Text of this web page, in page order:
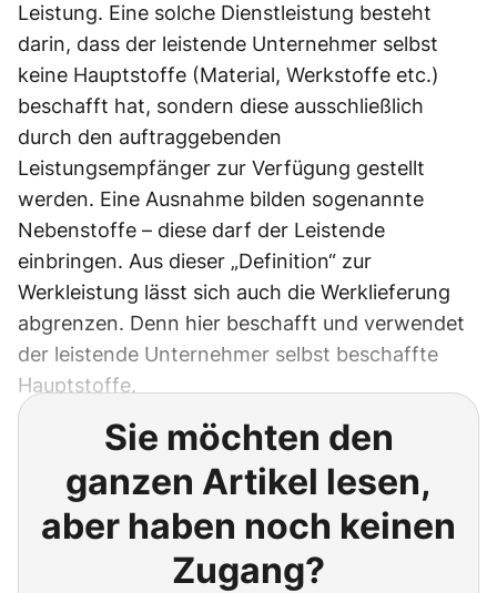
Leistung. Eine solche Dienstleistung besteht
darin, dass der leistende Unternehmer selbst
keine Hauptstoffe (Material, Werkstoffe etc.)
beschafft hat, sondern diese ausschließlich
durch den auftraggebenden
Leistungsempfänger zur Verfügung gestellt
werden. Eine Ausnahme bilden sogenannte
Nebenstoffe – diese darf der Leistende
einbringen. Aus dieser „Definition“ zur
Werkleistung lässt sich auch die Werklieferung
abgrenzen. Denn hier beschafft und verwendet
der leistende Unternehmer selbst beschaffte
Hauptstoffe.
Sie möchten den
ganzen Artikel lesen,
aber haben noch keinen
Zugang?